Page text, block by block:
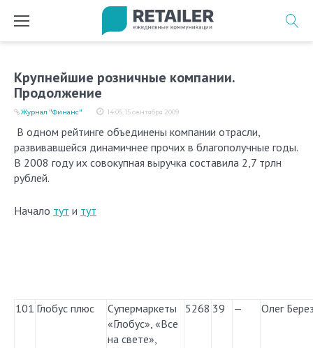
Крупнейшие розничные компании.
Продолжение
14:05, 15 сентября 2009
Журнал "Финанс"
В одном рейтинге объединены компании отрасли,
развивавшейся динамичнее прочих в благополучные годы.
В 2008 году их совокупная выручка составила 2,7 трлн
рублей.
Начало тут и тут
101 Глобус плюс
Супермаркеты
«Глобус», «Все
на свете»,
5268 39 — Олег